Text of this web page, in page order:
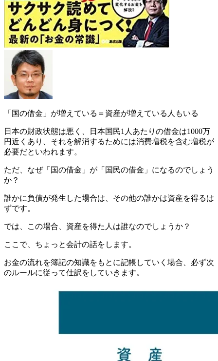
「国の借金」が増えている＝資産が増えている人もいる
日本の財政状態は悪く、日本国民1人あたりの借金は1000万
円近くあり、それを解消するためには消費増税を含む増税が
必要だといわれます。
ただ、なぜ「国の借金」が「国民の借金」になるのでしょう
か？
誰かに負債が発生した場合は、その他の誰かは資産を得るは
ずです。
では、この場合、資産を得た人は誰なのでしょうか？
ここで、ちょっと会計の話をします。
お金の流れを簿記の知識をもとに記帳していく場合、必ず次
のルールに従って仕訳をしていきます。